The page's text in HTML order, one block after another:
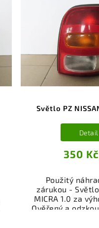
Světlo PZ
350 Kč
Detail
Použitý
zárukou - Světlo
MICRA 1.0 za
Ověřený a